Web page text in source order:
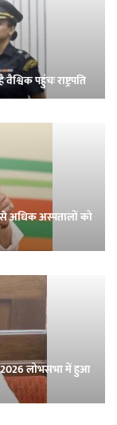
पहुंचः राष्ट्रपति
अधिक अस्पतालों को
लोभसभा में हुआ